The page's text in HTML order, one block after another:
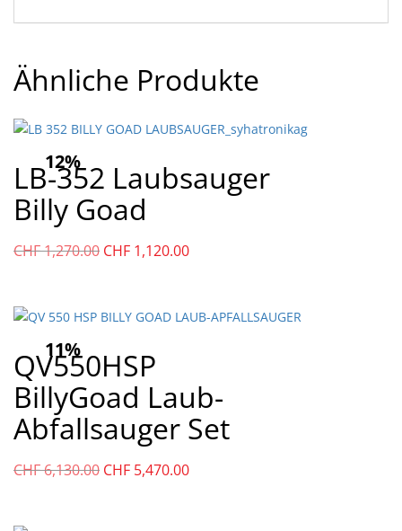
Ähnliche Produkte
12%
LB-352 Laubsauger
Billy Goad
CHF1,270.00 Ursprünglicher
CHF
CHF 1,120.00Aktueller
CHF
11%
QV550HSP
BillyGoad Laub-
Abfallsauger Set
CHF6,130.00 Ursprünglicher
CHF 5,470.00Aktueller